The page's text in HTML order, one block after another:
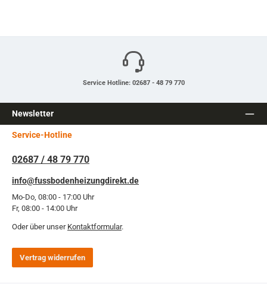
Service Hotline: 02687 - 48 79 770
Newsletter
Service-Hotline
02687 / 48 79 770
info@fussbodenheizungdirekt.de
Mo-Do, 08:00 - 17:00 Uhr
Fr, 08:00 - 14:00 Uhr
Oder über unser Kontaktformular.
Vertrag widerrufen